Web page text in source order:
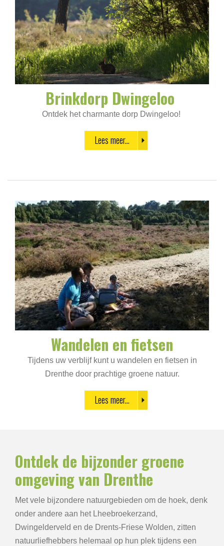
Brinkdorp Dwingeloo
Ontdek het charmante dorp Dwingeloo!
Lees meer...
Wandelen en fietsen
Tijdens uw verblijf kunt u wandelen en fietsen in
Drenthe door prachtige groene natuur.
Lees meer...
Ontdek de bijzonder groene
omgeving van Drenthe
Met vele bijzondere natuurgebieden om de hoek, denk
onder andere aan het Lheebroekerzand,
Dwingelderveld en de Drents-Friese Wolden, zitten
natuurliefhebbers helemaal op hun plek tijdens een